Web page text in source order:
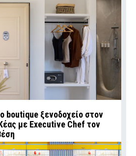
boutique ξενοδοχείο στον
με Executive Chef τον